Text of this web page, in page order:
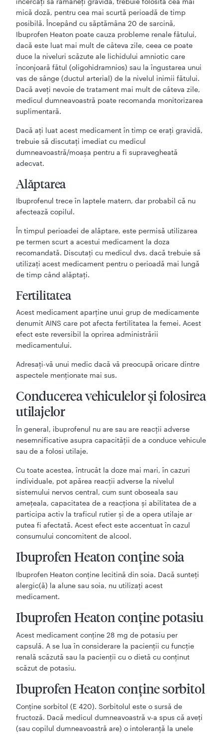
mică doză, pentru cea mai scurtă perioadă de timp
posibilă. Începând cu săptămâna 20 de sarcină,
Ibuprofen Heaton poate cauza probleme renale fătului,
dacă este luat mai mult de câteva zile, ceea ce poate
duce la niveluri scăzute ale lichidului amniotic care
înconjoară fătul (oligohidramnios) sau la îngustarea unui
vas de sânge (ductul arterial) de la nivelul inimii fătului.
Dacă aveți nevoie de tratament mai mult de câteva zile,
medicul dumneavoastră poate recomanda monitorizarea
suplimentară.
Dacă ați luat acest medicament în timp ce erați gravidă,
trebuie să discutați imediat cu medicul
dumneavoastră/moașa pentru a fi supravegheată
adecvat.
Alăptarea
Ibuprofenul trece în laptele matern, dar probabil că nu
afectează copilul.
În timpul perioadei de alăptare, este permisă utilizarea
pe termen scurt a acestui medicament la doza
recomandată. Discutați cu medicul dvs. dacă trebuie să
utilizați acest medicament pentru o perioadă mai lungă
de timp când alăptați.
Fertilitatea
Acest medicament aparține unui grup de medicamente
denumit AINS care pot afecta fertilitatea la femei. Acest
efect este reversibil la oprirea administrării
medicamentului.
Adresați-vă unui medic dacă vă preocupă oricare dintre
aspectele menționate mai sus.
Conducerea vehiculelor și folosirea
utilajelor
În general, ibuprofenul nu are sau are reacții adverse
nesemnificative asupra capacității de a conduce vehicule
sau de a folosi utilaje.
Cu toate acestea, întrucât la doze mai mari, în cazuri
individuale, pot apărea reacții adverse la nivelul
sistemului nervos central, cum sunt oboseala sau
amețeala, capacitatea de a reacționa și abilitatea de a
participa activ la traficul rutier și de a opera utilaje ar
putea fi afectată. Acest efect este accentuat în cazul
consumului concomitent de alcool.
Ibuprofen Heaton conține soia
Ibuprofen Heaton conține lecitină din soia. Dacă sunteți
alergic(ă) la alune sau soia, nu utilizați acest
medicament.
Ibuprofen Heaton conține potasiu
Acest medicament conține 28 mg de potasiu per
capsulă. A se lua în considerare la pacienții cu funcție
renală scăzută sau la pacienții cu o dietă cu conținut
scăzut de potasiu.
Ibuprofen Heaton conține sorbitol
Conține sorbitol (E 420). Sorbitolul este o sursă de
fructoză. Dacă medicul dumneavoastră v-a spus că aveți
(sau copilul dumneavoastră are) o intoleranță la unele